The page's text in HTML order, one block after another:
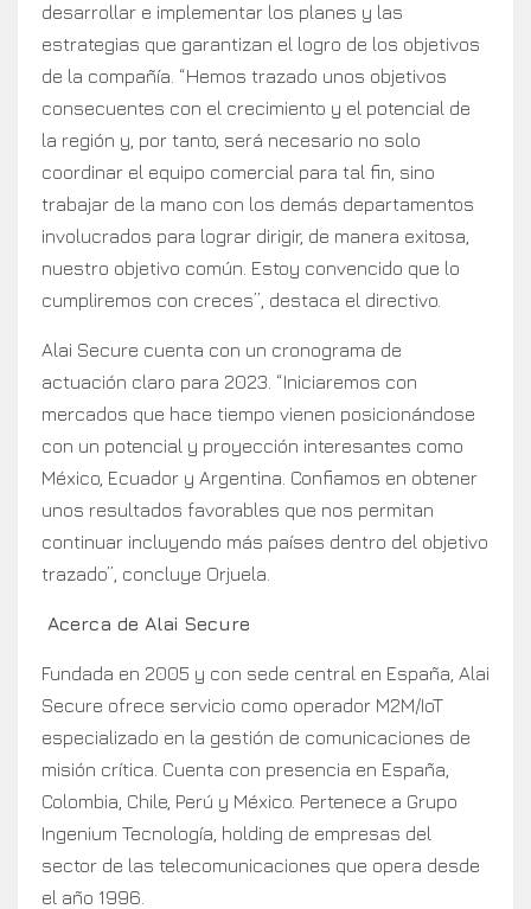
desarrollar e implementar los planes y las
estrategias que garantizan el logro de los objetivos
de la compañía. “Hemos trazado unos objetivos
consecuentes con el crecimiento y el potencial de
la región y, por tanto, será necesario no solo
coordinar el equipo comercial para tal fin, sino
trabajar de la mano con los demás departamentos
involucrados para lograr dirigir, de manera exitosa,
nuestro objetivo común. Estoy convencido que lo
cumpliremos con creces”, destaca el directivo.
Alai Secure cuenta con un cronograma de
actuación claro para 2023. “Iniciaremos con
mercados que hace tiempo vienen posicionándose
con un potencial y proyección interesantes como
México, Ecuador y Argentina. Confiamos en obtener
unos resultados favorables que nos permitan
continuar incluyendo más países dentro del objetivo
trazado”, concluye Orjuela.
Acerca de Alai Secure
Fundada en 2005 y con sede central en España, Alai
Secure ofrece servicio como operador M2M/IoT
especializado en la gestión de comunicaciones de
misión crítica. Cuenta con presencia en España,
Colombia, Chile, Perú y México. Pertenece a Grupo
Ingenium Tecnología, holding de empresas del
sector de las telecomunicaciones que opera desde
el año 1996.